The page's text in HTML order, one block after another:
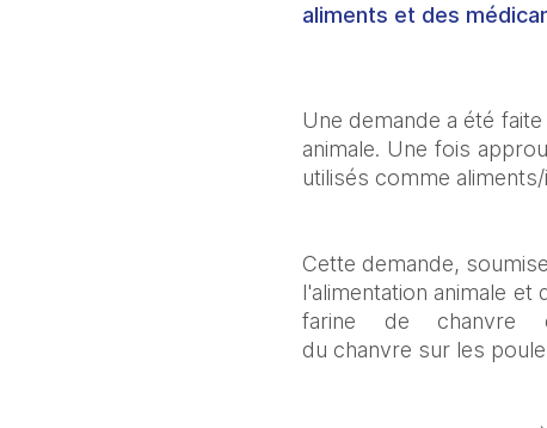
aliments et des
Une demande a été
animale. Une fois
utilisés comme
Cette demande,
l'alimentation animale et
farine de chanvre
du chanvre sur les